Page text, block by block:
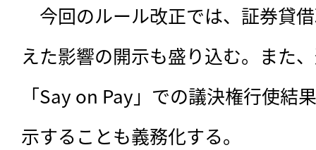
今回のルール改正では、証券貸
えた影響の開示も盛り込む。また
「Say on Pay」での議決権行使結
示することも義務化する。